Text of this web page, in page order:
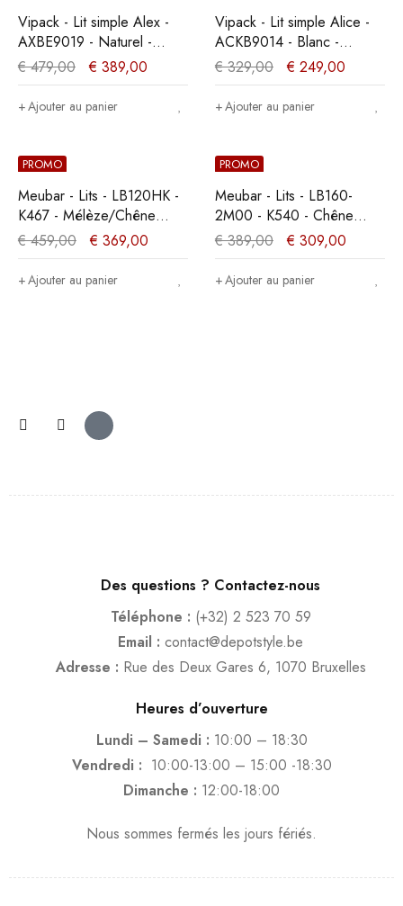
Vipack - Lit simple Alex -
AXBE9019 - Naturel -
96,5x75x209cm
€479,00 € 389,00
Ajouter au panier
Vipack - Lit simple Alice -
ACKB9014 - Blanc -
95,5x90,5x207,5cm
€329,00 € 249,00
Ajouter au panier
PROMO
Meubar - Lits - LB120HK -
K467 - Mélèze/Chêne
cristal marron clair -
120x104x200cm
€459,00 € 369,00
Ajouter au panier
PROMO
Meubar - Lits - LB160-
2M00 - K540 - Chêne
millénaire clair -
160x89x200cm
€389,00 € 309,00
Ajouter au panier
Des questions ? Contactez-nous
Téléphone : (+32) 2 523 70 59
Email : contact@depotstyle.be
Adresse : Rue des Deux Gares 6, 1070 Bruxelles
Heures d’ouverture
Lundi – Samedi : 10:00 – 18:30
Vendredi : 10:00-13:00 – 15:00 -18:30
Dimanche : 12:00-18:00
Nous sommes fermés les jours fériés.